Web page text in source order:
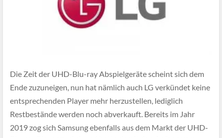
Die Zeit der UHD-Blu-ray Abspielgeräte scheint sich dem
Ende zuzuneigen, nun hat nämlich auch LG verkündet keine
entsprechenden Player mehr herzustellen, lediglich
Restbestände werden noch abverkauft. Bereits im Jahr
2019 zog sich Samsung ebenfalls aus dem Markt der UHD-